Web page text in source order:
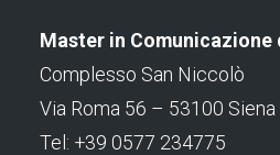
Master in Comunicazione
Complesso San Niccolò
Via Roma 56 – 53100 Siena
Tel: +39 0577 234775